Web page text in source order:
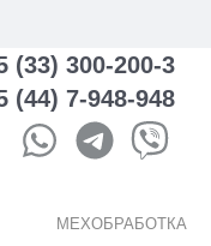
(33) 300-200-3
(44) 7-948-948
МЕХОБРАБОТКА